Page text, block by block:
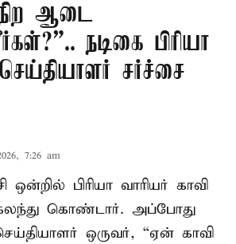
ஆடை
நடிகை பிரியா
சர்ச்சை
7:26 am
ஒன்றில் பிரியா வாரியர் காவி
கொண்டார். அப்போது
ஒருவர், “ஏன் காவி